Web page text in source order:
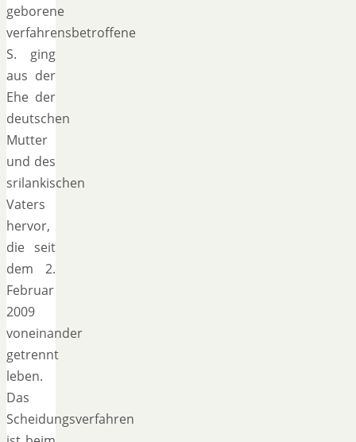
geborene
verfahrensbetroffene
S. ging
aus der
Ehe der
deutschen
Mutter
und des
srilankischen
Vaters
hervor,
die seit
dem 2.
Februar
2009
voneinander
getrennt
leben.
Das
Scheidungsverfahren